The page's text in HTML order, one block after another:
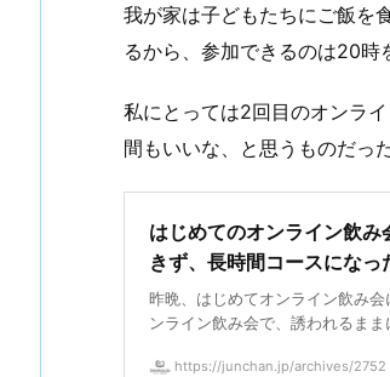
我が家は子どもたちにご飯を
るから、参加できるのは20時
私にとっては2回目のオンラ
間もいいな、と思うものだった
はじめてのオンライン飲
きず、長時間コースになっ
昨晩、はじめてオンライン飲み
ンライン飲み会で、誘われるまま
https://junchan.jp/archives/2752